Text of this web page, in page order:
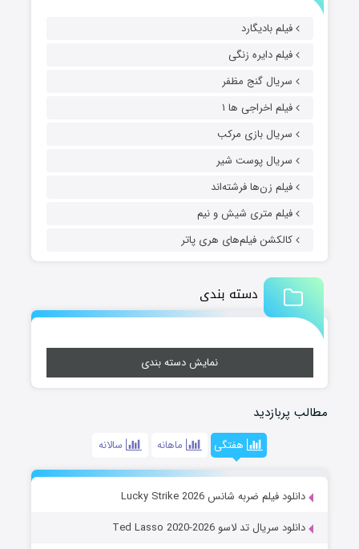
فیلم بادیگارد
فیلم دایره زنگی
سریال گنج مظفر
فیلم اخراجی ها ۱
سریال بازی مرکب
سریال پوست شیر
فیلم زن‌ها فرشته‌اند
فیلم متری شیش و نیم
کالکشن فیلم‌های هری پاتر
دسته بندی
نمایش دسته بندی
مطالب پربازدید
هفتگی ماهانه سالانه
دانلود فیلم ضربه شانس Lucky Strike 2026
دانلود سریال تد لاسو Ted Lasso 2020-2026